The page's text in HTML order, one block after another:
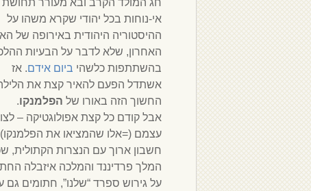
חג המולד הקרב ובא מעורר תחושת
אי-נוחות בכל יהודי שקרא משהו על
ההיסטוריה היהודית באירופה של
האחרון, שלא לדבר על הבעיות
בהשתתפות כלשהי ביום אידם. אז
אשתדל הפעם להאיר קצת את
החשוך הזה באורו של הפלמנקו.
אבל קודם כל קצת אפולוגטיקה –
עצמם (=אלו שהמציאו את
חשבון ארוך עם הנצרות הקתולית,
המלך פרדיננד והמלכה איזבלה
על גירוש ספרד “שלנו”, חתומים גם